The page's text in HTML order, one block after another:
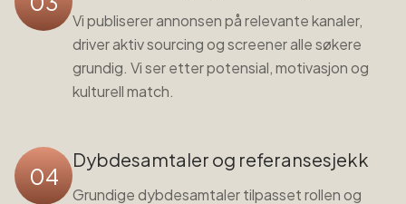
Vi publiserer annonsen på relevante kanaler,
driver aktiv sourcing og screener alle søkere
grundig. Vi ser etter potensial, motivasjon og
kulturell match.
04
Dybdesamtaler og referansesjekk
Grundige dybdesamtaler tilpasset rollen og